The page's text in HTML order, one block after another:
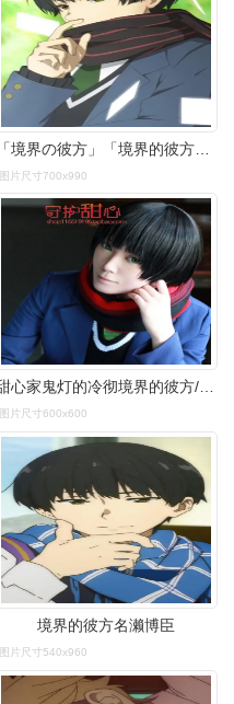
图片尺寸700x990
甜心家鬼灯的冷彻境界的彼方/黑色美少年短发名濑博臣cosplay假发
图片尺寸600x600
境界的彼方名濑博臣
图片尺寸540x960